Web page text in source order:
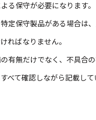
る保守が必要になります。
定保守製品がある場合は
ればなりません。
有無だけでなく、不具合
べて確認しながら記載し